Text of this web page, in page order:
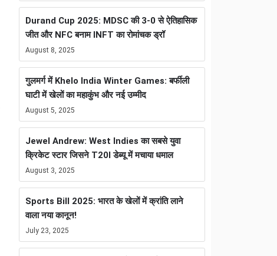
Durand Cup 2025: MDSC की 3-0 से ऐतिहासिक
जीत और NFC बनाम INFT का रोमांचक ड्रॉ
August 8, 2025
गुलमर्ग में Khelo India Winter Games: बर्फीली
घाटी में खेलों का महाकुंभ और नई उम्मीद
August 5, 2025
Jewel Andrew: West Indies का सबसे युवा
क्रिकेट स्टार जिसने T20I डेब्यू में मचाया धमाल
August 3, 2025
Sports Bill 2025: भारत के खेलों में क्रांति लाने
वाला नया कानून!
July 23, 2025